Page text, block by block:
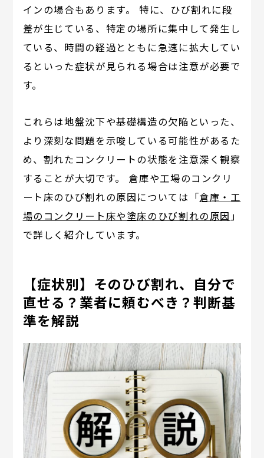
インの場合もあります。 特に、ひび割れに段
差が生じている、特定の場所に集中して発生し
ている、時間の経過とともに急速に拡大してい
るといった症状が見られる場合は注意が必要で
す。
これらは地盤沈下や基礎構造の欠陥といった、
より深刻な問題を示唆している可能性があるた
め、割れたコンクリートの状態を注意深く観察
することが大切です。 倉庫や工場のコンクリ
ート床のひび割れの原因については「倉庫・工
場のコンクリート床や塗床のひび割れの原因 」
で詳しく紹介しています。
【症状別】そのひび割れ、自分で
直せる？業者に頼むべき？判断基
準を解説